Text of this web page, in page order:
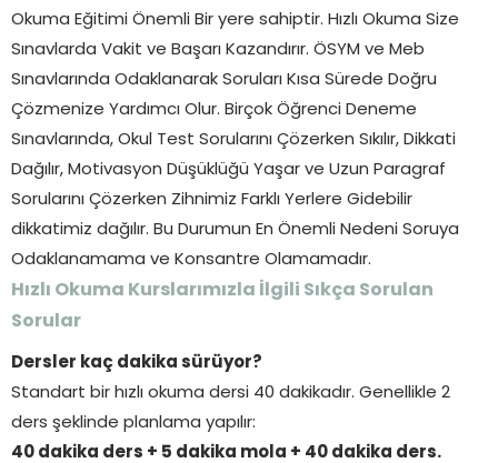
Okuma Eğitimi Önemli Bir yere sahiptir. Hızlı Okuma Size
Sınavlarda Vakit ve Başarı Kazandırır. ÖSYM ve Meb
Sınavlarında Odaklanarak Soruları Kısa Sürede Doğru
Çözmenize Yardımcı Olur. Birçok Öğrenci Deneme
Sınavlarında, Okul Test Sorularını Çözerken Sıkılır, Dikkati
Dağılır, Motivasyon Düşüklüğü Yaşar ve Uzun Paragraf
Sorularını Çözerken Zihnimiz Farklı Yerlere Gidebilir
dikkatimiz dağılır. Bu Durumun En Önemli Nedeni Soruya
Odaklanamama ve Konsantre Olamamadır.
Hızlı Okuma Kurslarımızla İlgili Sıkça Sorulan
Sorular
Dersler kaç dakika sürüyor?
Standart bir hızlı okuma dersi 40 dakikadır. Genellikle 2
ders şeklinde planlama yapılır:
40 dakika ders + 5 dakika mola + 40 dakika ders.